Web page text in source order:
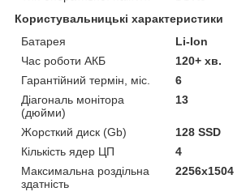
Користувальницькі характеристики
Батарея
Li-Ion
Час роботи АКБ
120+ хв.
Гарантійний термін, міс.
6
Діагональ монітора
(дюйми)
13
Жорсткий диск (Gb)
128 SSD
Кількість ядер ЦП
4
Максимальна роздільна
здатність
2256x1504